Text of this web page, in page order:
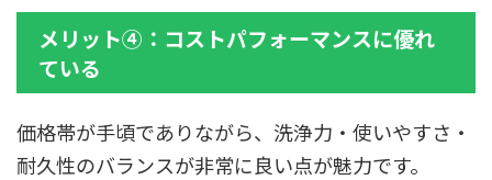
メリット④：コストパフォーマンスに優れ
ている
価格帯が手頃でありながら、洗浄力・使いやすさ・
耐久性のバランスが非常に良い点が魅力です。